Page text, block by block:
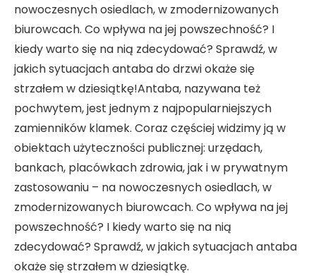
nowoczesnych osiedlach, w zmodernizowanych
biurowcach. Co wpływa na jej powszechność? I
kiedy warto się na nią zdecydować? Sprawdź, w
jakich sytuacjach antaba do drzwi okaże się
strzałem w dziesiątkę!Antaba, nazywana też
pochwytem, jest jednym z najpopularniejszych
zamienników klamek. Coraz częściej widzimy ją w
obiektach użyteczności publicznej: urzędach,
bankach, placówkach zdrowia, jak i w prywatnym
zastosowaniu – na nowoczesnych osiedlach, w
zmodernizowanych biurowcach. Co wpływa na jej
powszechność? I kiedy warto się na nią
zdecydować? Sprawdź, w jakich sytuacjach antaba
okaże się strzałem w dziesiątkę.